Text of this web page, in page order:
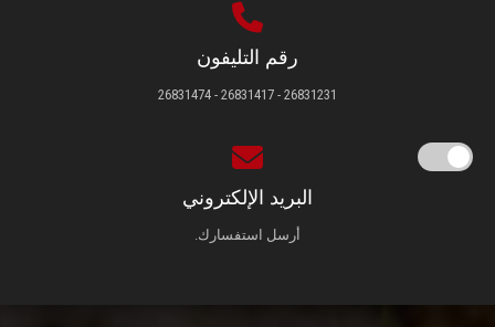
رقم التليفون
26831231 - 26831417 - 26831474
البريد الإلكتروني
أرسل استفسارك.